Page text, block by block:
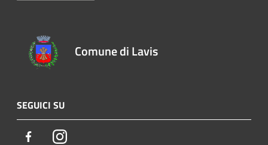
Comune di Lavis
SEGUICI SU
FacebookInstagram